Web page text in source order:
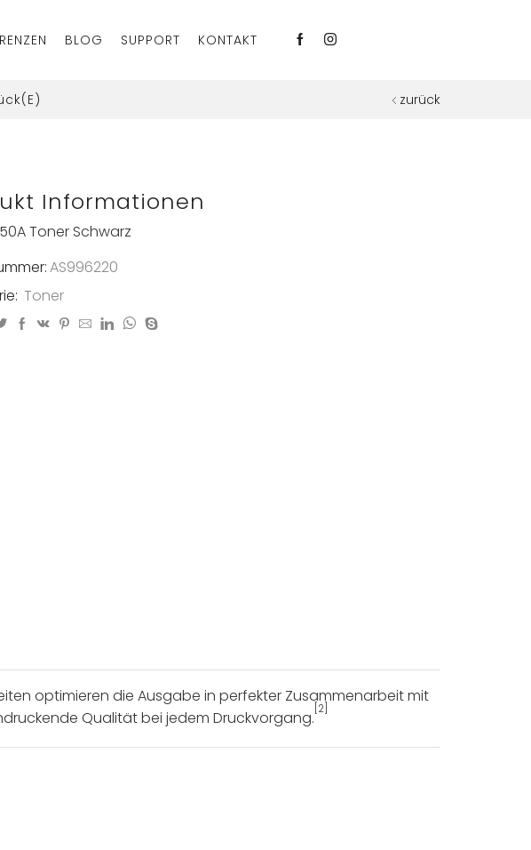
BLOG SUPPORT KONTAKT
zurück
Informationen
Toner Schwarz
AS996220
Toner
optimieren die Ausgabe in perfekter Zusammenarbeit mit
Qualität bei jedem Druckvorgang. [2]